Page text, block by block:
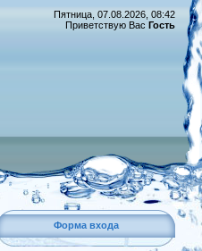
Пятница, 07.08.2026, 08:42
Приветствую Вас Гость
Форма входа